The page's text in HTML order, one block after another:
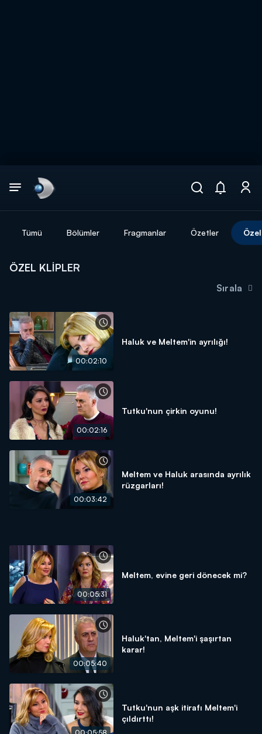
DİĞER SONUÇLAR
Tümü Bölümler Fragmanlar Özetler
ÖZEL KLIPLER
Sırala
00:02:10
Haluk ve Meltem'in ayrılığı!
00:02:16
Tutku'nun çirkin oyunu!
00:03:42
Meltem ve Haluk arasında ayrılık
rüzgarları!
00:05:31
Meltem, evine geri dönecek mi?
00:05:40
Haluk'tan, Meltem'i şaşırtan
karar!
Tutku'nun aşk itirafı Meltem'i
çıldırttı!